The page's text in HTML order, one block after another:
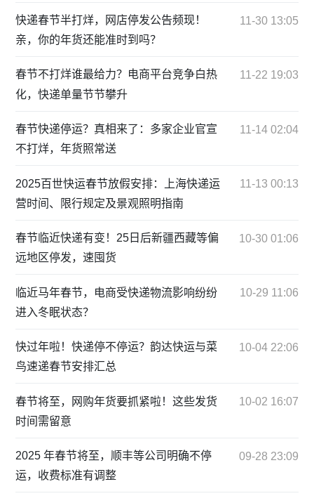
快递春节半打烊，网店停发公告频现！
亲，你的年货还能准时到吗？
11-30 13:05
春节不打烊谁最给力？电商平台竞争白热
化，快递单量节节攀升
11-22 19:03
春节快递停运？真相来了：多家企业官宣
不打烊，年货照常送
11-14 02:04
2025百世快运春节放假安排：上海快递运
营时间、限行规定及景观照明指南
11-13 00:13
春节临近快递有变！25日后新疆西藏等偏
远地区停发，速囤货
10-30 01:06
临近马年春节，电商受快递物流影响纷纷
进入冬眠状态？
10-29 11:06
快过年啦！快递停不停运？韵达快运与菜
鸟速递春节安排汇总
10-04 22:06
春节将至，网购年货要抓紧啦！这些发货
时间需留意
10-02 16:07
2025 年春节将至，顺丰等公司明确不停
运，收费标准有调整
09-28 23:09